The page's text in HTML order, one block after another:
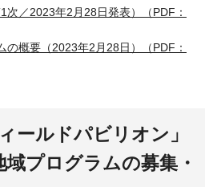
次／2023年2月28日発表）（PDF：
の概要（2023年2月28日）（PDF：
ールドパビリオン」
プログラムの募集・